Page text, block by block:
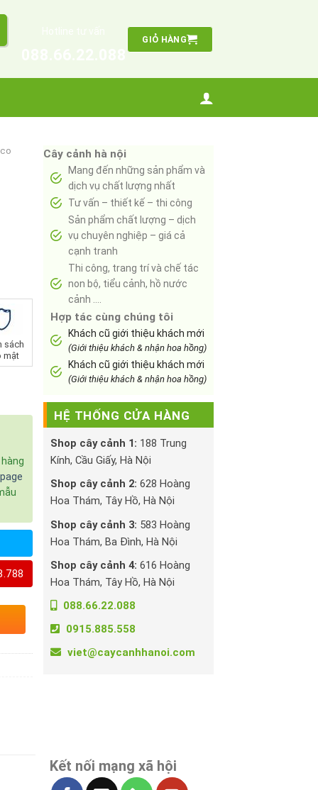
GIỎ HÀNG
sách
mật
Cây cảnh hà nội
Mang đến những sản phẩm và
dịch vụ chất lượng nhất
Tư vấn – thiết kế – thi công
Sản phẩm chất lượng – dịch
vụ chuyên nghiệp – giá cả
cạnh tranh
Thi công, trang trí và chế tác
non bộ, tiểu cảnh, hồ nước
cảnh ….
Hợp tác cùng chúng tôi
Khách cũ giới thiệu khách mới
(Giới thiệu khách & nhận hoa hồng)
Khách cũ giới thiệu khách mới
(Giới thiệu khách & nhận hoa hồng)
HỆ THỐNG CỬA HÀNG
Shop cây cảnh 1: 188 Trung
Kính, Cầu Giấy, Hà Nội
Shop cây cảnh 2: 628 Hoàng
Hoa Thám, Tây Hồ, Hà Nội
Shop cây cảnh 3: 583 Hoàng
Hoa Thám, Ba Đình, Hà Nội
Shop cây cảnh 4: 616 Hoàng
Hoa Thám, Tây Hồ, Hà Nội
088.66.22.088
0915.885.558
viet@caycanhhanoi.com
Kết nối mạng xã hội